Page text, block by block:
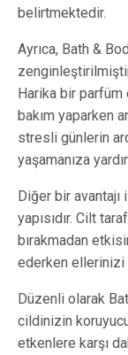
belirtmektedir.
Ayrıca, Bath &
Harika bir parfüm
bakım yaparken
stresli günlerin
yaşamanıza
Diğer bir
yapısıdır. Cilt
bırakmadan
ederken ellerinizi
Düzenli olarak
cildinizin
etkenlere karşı